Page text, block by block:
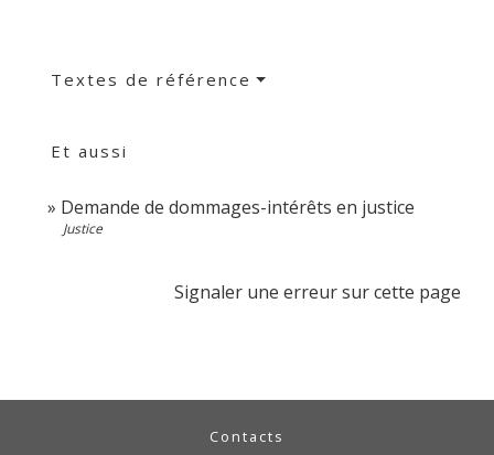
Textes de référence
Et aussi
Demande de dommages-intérêts en justice
Justice
Signaler une erreur sur cette page
Contacts